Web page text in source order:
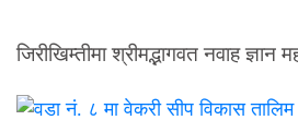
जिरीखिम्तीमा श्रीमद्भागवत नवाह ज्ञान